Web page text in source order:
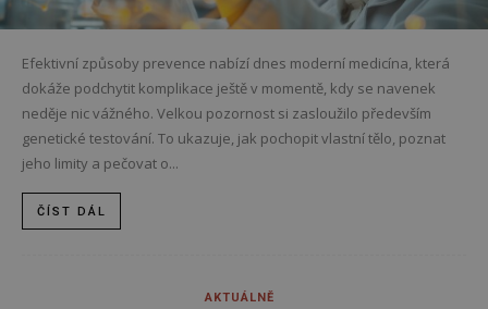
Efektivní způsoby prevence nabízí dnes moderní medicína, která
dokáže podchytit komplikace ještě v momentě, kdy se navenek
neděje nic vážného. Velkou pozornost si zasloužilo především
genetické testování. To ukazuje, jak pochopit vlastní tělo, poznat
jeho limity a pečovat o...
ČÍST DÁL
AKTUÁLNĚ